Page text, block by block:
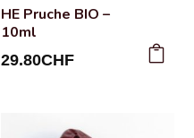
HE Pruche BIO –
10ml
29.80CHF